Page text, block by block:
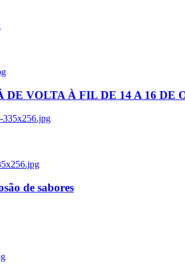
VOLTA À FIL DE 14 A 16 DE
335x256.jpg
de sabores